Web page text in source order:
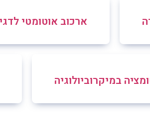
ארכוב אוטומטי
במיקרוביולוגיה